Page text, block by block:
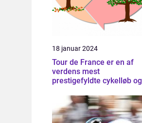
18 januar 2024
Tour de France er en af
verdens mest
prestigefyldte cykelløb og
af tilskuere og seere fra
hele verden